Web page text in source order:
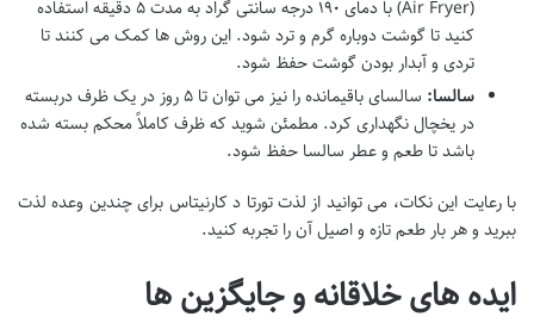
(Air Fryer) با دمای ۱۹۰ درجه سانتی گراد به مدت ۵ دقیقه استفاده
کنید تا گوشت دوباره گرم و ترد شود. این روش ها کمک می کنند تا
تردی و آبدار بودن گوشت حفظ شود.
سالسا:
سالسای باقیمانده را نیز می توان تا ۵ روز در یک ظرف دربسته
در یخچال نگهداری کرد. مطمئن شوید که ظرف کاملاً محکم بسته شده
باشد تا طعم و عطر سالسا حفظ شود.
با رعایت این نکات، می توانید از لذت تورتا د کارنیتاس برای چندین وعده لذت
ببرید و هر بار طعم تازه و اصیل آن را تجربه کنید.
ایده های خلاقانه و جایگزین ها